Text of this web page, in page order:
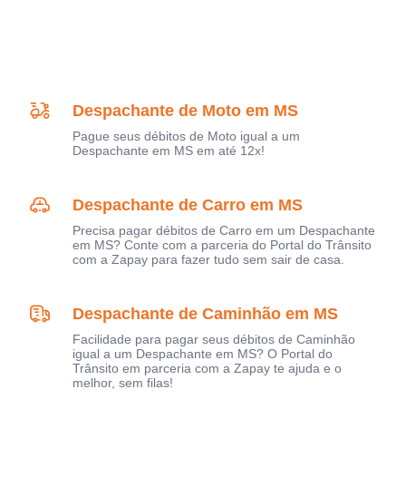
Despachante de Moto em MS
Pague seus débitos de Moto igual a um
Despachante em MS em até 12x!
Despachante de Carro em MS
Precisa pagar débitos de Carro em um Despachante
em MS? Conte com a parceria do Portal do Trânsito
com a Zapay para fazer tudo sem sair de casa.
Despachante de Caminhão em MS
Facilidade para pagar seus débitos de Caminhão
igual a um Despachante em MS? O Portal do
Trânsito em parceria com a Zapay te ajuda e o
melhor, sem filas!